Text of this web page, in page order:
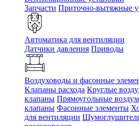
Запчасти Приточно-вытяжные
Автоматика для вентиляции
Датчики давления Приводы
Воздуховоды и фасонные
Клапаны расхода Круглые
клапаны Прямоугольные
клапаны Фасонные элементы
для вентиляции